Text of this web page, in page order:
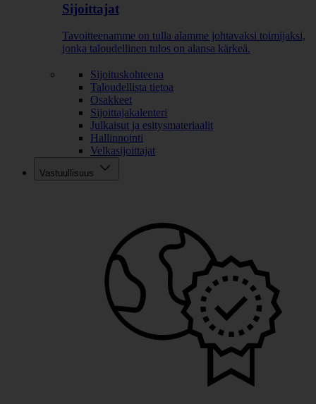
Sijoittajat
Tavoitteenamme on tulla alamme johtavaksi toimijaksi,
jonka taloudellinen tulos on alansa kärkeä.
Sijoituskohteena
Taloudellista tietoa
Osakkeet
Sijoittajakalenteri
Julkaisut ja esitysmateriaalit
Hallinnointi
Velkasijoittajat
Vastuullisuus